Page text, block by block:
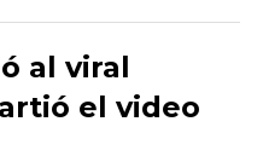
al viral
el video